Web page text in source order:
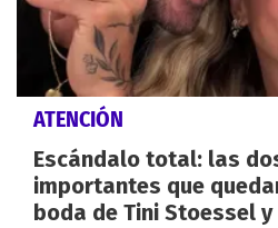
ATENCIÓN
Escándalo total: las
importantes que
boda de Tini Stoessel